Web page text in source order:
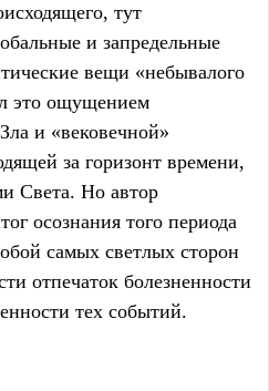
тут
и запредельные
вещи «небывалого
это ощущением
и «вековечной»
за горизонт времени,
Света. Но автор
осознания того периода
самых светлых сторон
отпечаток болезненности
тех событий.